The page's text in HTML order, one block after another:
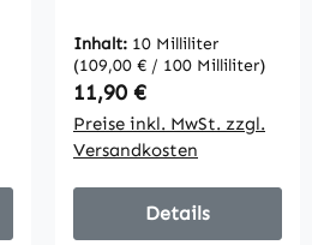
(Wassermelone) -
Elfliq
Inhalt: 10 Milliliter
(109,00 € / 100 Milliliter)
Regulärer Preis:
11,90 €
Preise inkl. MwSt. zzgl.
Versandkosten
Details